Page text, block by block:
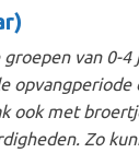
van 0-4
ook met
Zo